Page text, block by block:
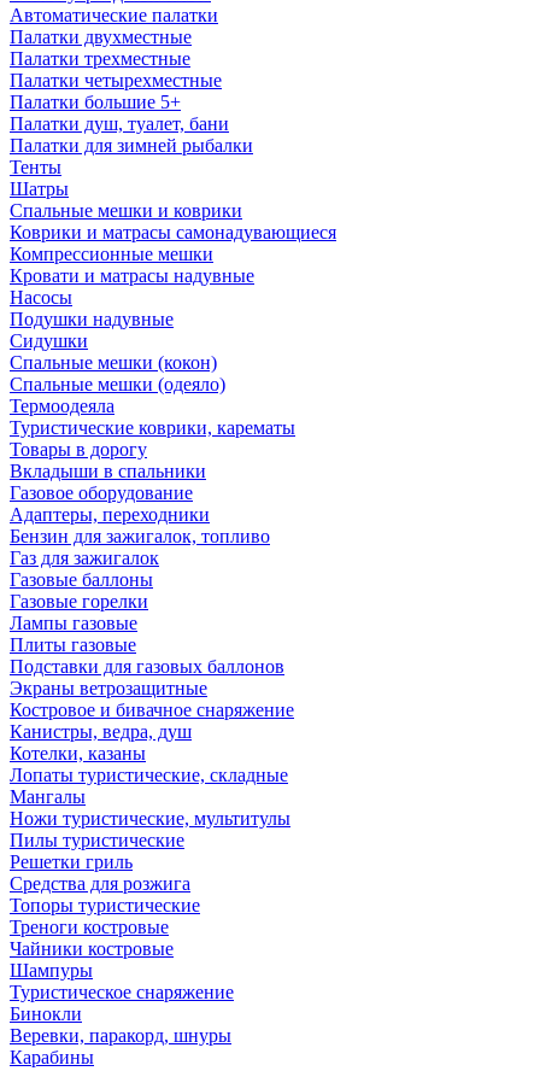
Автоматические палатки
Палатки двухместные
Палатки трехместные
Палатки четырехместные
Палатки большие 5+
Палатки душ, туалет, бани
Палатки для зимней рыбалки
Тенты
Шатры
Спальные мешки и коврики
Коврики и матрасы самонадувающиеся
Компрессионные мешки
Кровати и матрасы надувные
Насосы
Подушки надувные
Сидушки
Спальные мешки (кокон)
Спальные мешки (одеяло)
Термоодеяла
Туристические коврики, карематы
Товары в дорогу
Вкладыши в спальники
Газовое оборудование
Адаптеры, переходники
Бензин для зажигалок, топливо
Газ для зажигалок
Газовые баллоны
Газовые горелки
Лампы газовые
Плиты газовые
Подставки для газовых баллонов
Экраны ветрозащитные
Костровое и бивачное снаряжение
Канистры, ведра, душ
Котелки, казаны
Лопаты туристические, складные
Мангалы
Ножи туристические, мультитулы
Пилы туристические
Решетки гриль
Средства для розжига
Топоры туристические
Треноги костровые
Чайники костровые
Шампуры
Туристическое снаряжение
Бинокли
Веревки, паракорд, шнуры
Карабины